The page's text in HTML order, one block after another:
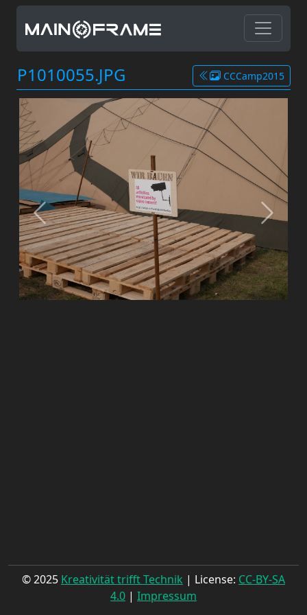
P1010055.JPG CCCamp2015
© 2025 Kreativität trifft Technik | License: CC-BY-SA
4.0 | Impressum